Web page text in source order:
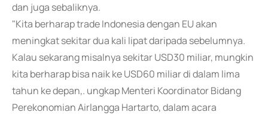
dan juga sebaliknya.
"Kita berharap trade Indonesia dengan EU akan
meningkat sekitar dua kali lipat daripada sebelumnya.
Kalau sekarang misalnya sekitar USD30 miliar, mungkin
kita berharap bisa naik ke USD60 miliar di dalam lima
tahun ke depan,. ungkap Menteri Koordinator Bidang
Perekonomian Airlangga Hartarto, dalam acara